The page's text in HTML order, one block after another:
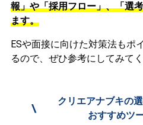
報」や「採用フロー」、「選
ます。
ESや面接に向けた対策法もポ
るので、ぜひ参考にしてみて
\
クリエアナブキの
おすすめツ